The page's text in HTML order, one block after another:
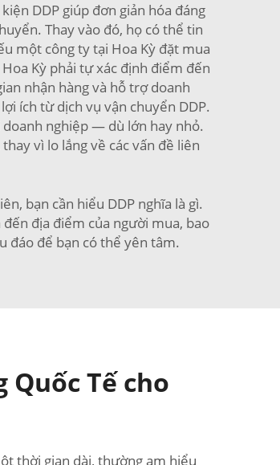
DDP giúp đơn giản hóa đáng
Thay vào đó, họ có thể tin
một công ty tại Hoa Kỳ đặt mua
Kỳ phải tự xác định điểm đến
nhận hàng và hỗ trợ doanh
ích từ dịch vụ vận chuyển DDP.
nghiệp — dù lớn hay nhỏ.
vì lo lắng về các vấn đề liên
bạn cần hiểu DDP nghĩa là gì.
địa điểm của người mua, bao
đáo để bạn có thể yên tâm.
Quốc Tế cho
thời gian dài, thường am hiểu